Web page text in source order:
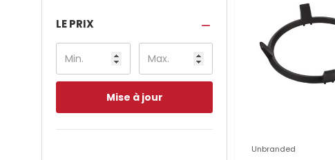
LE PRIX
Mise à jour
Unbranded